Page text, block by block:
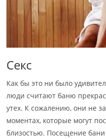
Секс
Как бы это ни было
люди считают баню
утех. К сожалению, они не
моментах, которые могут
близостью. Посещение